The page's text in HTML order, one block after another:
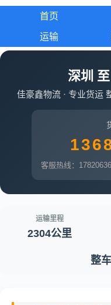
首页
运输
深圳
佳豪鑫物流 · 专业货运
客服热线：
运输里程
2304公里
整